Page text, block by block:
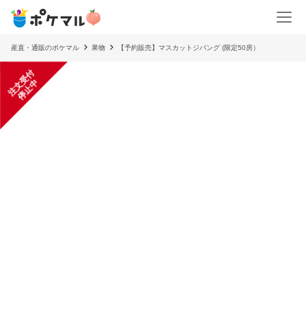
産直・通販のポケマル 果物 【予約販売】マスカットジパング (限定50房）
注
文
受
付
停
止
中